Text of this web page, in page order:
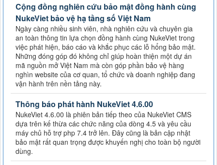
Cộng đồng nghiên cứu bảo mật đồng hành cùng
NukeViet bảo vệ hạ tầng số Việt Nam
Ngày càng nhiều sinh viên, nhà nghiên cứu và chuyên gia
an toàn thông tin lựa chọn đồng hành cùng NukeViet trong
việc phát hiện, báo cáo và khắc phục các lỗ hổng bảo mật.
Những đóng góp đó không chỉ giúp hoàn thiện một dự án
mã nguồn mở Việt Nam mà còn góp phần bảo vệ hàng
nghìn website của cơ quan, tổ chức và doanh nghiệp đang
vận hành trên nền tảng này.
Thông báo phát hành NukeViet 4.6.00
NukeViet 4.6.00 là phiên bản tiếp theo của NukeViet CMS
dựa trên kế thừa các chức năng của dòng 4.5 và yêu cầu
máy chủ hỗ trợ php 7.4 trở lên. Đây cũng là bản cập nhật
bảo mật rất quan trọng được khuyến nghị cho toàn bộ người
dùng.